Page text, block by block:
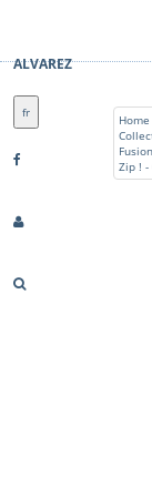
ALVAREZ
fr
Home
Fusion
Zip ! -